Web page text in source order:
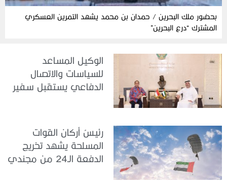
بحضور ملك البحرين / حمدان بن محمد يشهد التمرين العسكري
المشترك “درع البحرين”
الوكيل المساعد
للسياسات والاتصال
الدفاعي يستقبل سفير
رئيسُ أركان القوات
المسلحة يشهد تخريج
الدفعة الـ24 من مجندي